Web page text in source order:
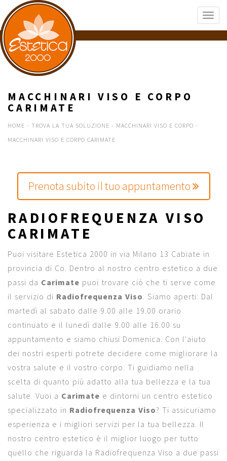
MACCHINARI VISO E CORPO
CARIMATE
HOME - TROVA LA TUA SOLUZIONE - MACCHINARI VISO E CORPO -
MACCHINARI VISO E CORPO CARIMATE
Prenota subito il tuo appuntamento
RADIOFREQUENZA VISO
CARIMATE
Puoi visitare Estetica 2000 in via Milano 13 Cabiate in
provincia di Co. Dentro al nostro centro estetico a due
passi da Carimate puoi trovare ciò che ti serve come
il servizio di Radiofrequenza Viso. Siamo aperti: Dal
martedì al sabato dalle 9.00 alle 19.00 orario
continuato e il lunedì dalle 9.00 alle 16.00 su
appuntamento e siamo chiusi Domenica. Con l'aiuto
dei nostri esperti potrete decidere come migliorare la
vostra salute e il vostro corpo. Ti guidiamo nella
scelta di quanto più adatto alla tua bellezza e la tua
salute. Vuoi a Carimate e dintorni un centro estetico
specializzato in Radiofrequenza Viso? Ti assicuriamo
esperienza e i migliori servizi per la tua bellezza. Il
nostro centro estetico è il miglior luogo per tutto
quello che riguarda la Radiofrequenza Viso a due passi